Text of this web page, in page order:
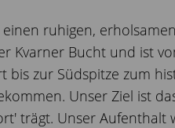
einen ruhigen,
Kvarner Bucht und ist
bis zur Südspitze zum
Unser Ziel ist
trägt. Unser Aufenthalt